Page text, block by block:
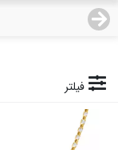
صفحه اصلی
دسته بندی محصولات
فیلتر